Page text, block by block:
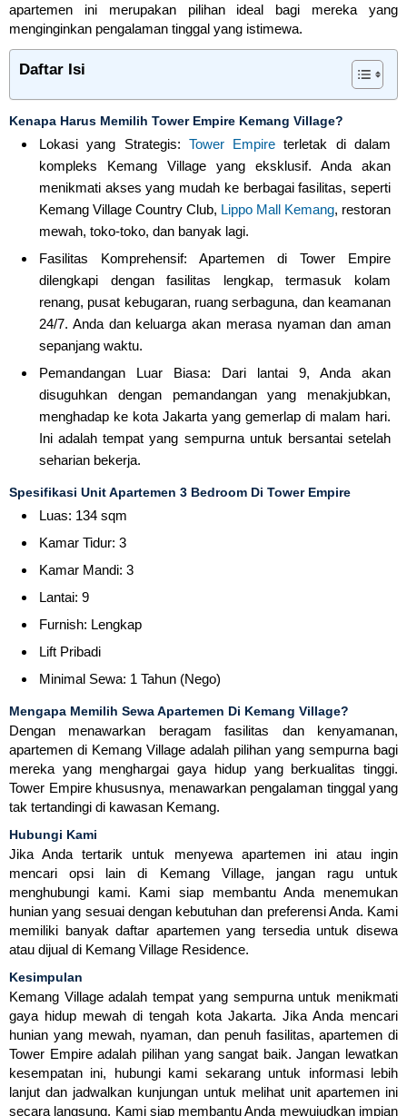
apartemen ini merupakan pilihan ideal bagi mereka yang
menginginkan pengalaman tinggal yang istimewa.
Daftar Isi
Kenapa Harus Memilih Tower Empire Kemang Village?
Lokasi yang Strategis: Tower Empire terletak di dalam
kompleks Kemang Village yang eksklusif. Anda akan
menikmati akses yang mudah ke berbagai fasilitas, seperti
Kemang Village Country Club, Lippo Mall Kemang, restoran
mewah, toko-toko, dan banyak lagi.
Fasilitas Komprehensif: Apartemen di Tower Empire
dilengkapi dengan fasilitas lengkap, termasuk kolam
renang, pusat kebugaran, ruang serbaguna, dan keamanan
24/7. Anda dan keluarga akan merasa nyaman dan aman
sepanjang waktu.
Pemandangan Luar Biasa: Dari lantai 9, Anda akan
disuguhkan dengan pemandangan yang menakjubkan,
menghadap ke kota Jakarta yang gemerlap di malam hari.
Ini adalah tempat yang sempurna untuk bersantai setelah
seharian bekerja.
Spesifikasi Unit Apartemen 3 Bedroom Di Tower Empire
Luas: 134 sqm
Kamar Tidur: 3
Kamar Mandi: 3
Lantai: 9
Furnish: Lengkap
Lift Pribadi
Minimal Sewa: 1 Tahun (Nego)
Mengapa Memilih Sewa Apartemen Di Kemang Village?
Dengan menawarkan beragam fasilitas dan kenyamanan,
apartemen di Kemang Village adalah pilihan yang sempurna bagi
mereka yang menghargai gaya hidup yang berkualitas tinggi.
Tower Empire khususnya, menawarkan pengalaman tinggal yang
tak tertandingi di kawasan Kemang.
Hubungi Kami
Jika Anda tertarik untuk menyewa apartemen ini atau ingin
mencari opsi lain di Kemang Village, jangan ragu untuk
menghubungi kami. Kami siap membantu Anda menemukan
hunian yang sesuai dengan kebutuhan dan preferensi Anda. Kami
memiliki banyak daftar apartemen yang tersedia untuk disewa
atau dijual di Kemang Village Residence.
Kesimpulan
Kemang Village adalah tempat yang sempurna untuk menikmati
gaya hidup mewah di tengah kota Jakarta. Jika Anda mencari
hunian yang mewah, nyaman, dan penuh fasilitas, apartemen di
Tower Empire adalah pilihan yang sangat baik. Jangan lewatkan
kesempatan ini, hubungi kami sekarang untuk informasi lebih
lanjut dan jadwalkan kunjungan untuk melihat unit apartemen ini
secara langsung. Kami siap membantu Anda mewujudkan impian